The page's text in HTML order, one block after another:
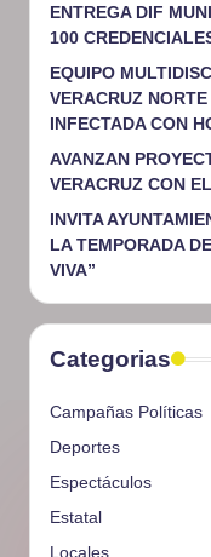
ENTREGA DIF
100
EQUIPO
VERACRUZ
INFECTADA CON
AVANZAN
VERACRUZ CON
INVITA
LA TEMPORADA
VIVA”
Categorias
Campañas Políticas
Deportes
Espectáculos
Estatal
Locales